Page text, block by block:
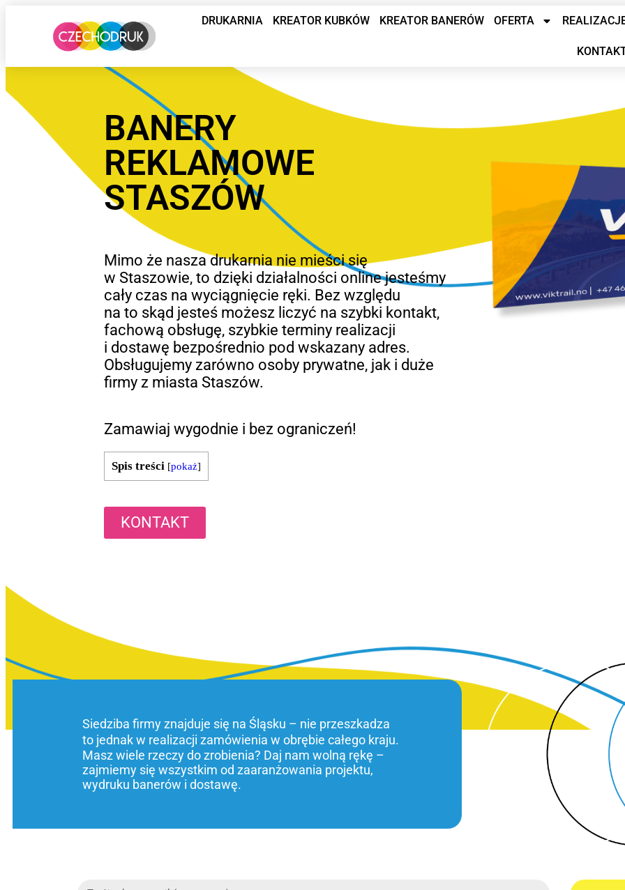
DRUKARNIA KREATOR KUBKÓW KREATOR BANERÓW OFERTA
BANERY
REKLAMOWE
STASZÓW
Mimo że nasza drukarnia nie mieści się
w Staszowie, to dzięki działalności online jesteśmy
cały czas na wyciągnięcie ręki. Bez względu
na to skąd jesteś możesz liczyć na szybki kontakt,
fachową obsługę, szybkie terminy realizacji
i dostawę bezpośrednio pod wskazany adres.
Obsługujemy zarówno osoby prywatne, jak i duże
firmy z miasta Staszów.
Zamawiaj wygodnie i bez ograniczeń!
Spis treści [pokaż]
KONTAKT
Siedziba firmy znajduje się na Śląsku – nie przeszkadza
to jednak w realizacji zamówienia w obrębie całego kraju.
Masz wiele rzeczy do zrobienia? Daj nam wolną rękę –
zajmiemy się wszystkim od zaaranżowania projektu,
wydruku banerów i dostawę.